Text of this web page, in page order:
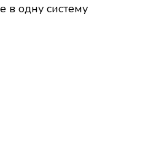
одну систему